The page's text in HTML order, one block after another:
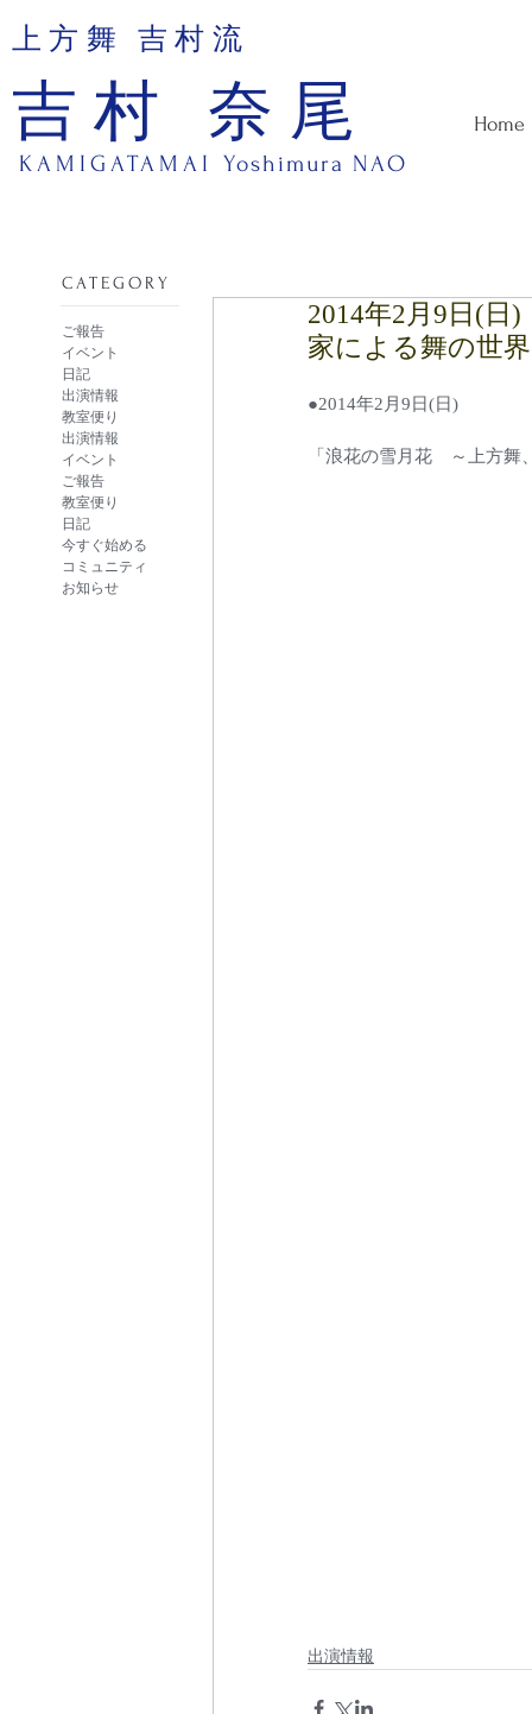
上方舞 吉村流
吉村 奈尾 Home
KAMIGATAMAI Yoshimura NAO
​CATEGORY
ご報告
イベント
日記
出演情報
教室便り
出演情報
イベント
ご報告
教室便り
日記
今すぐ始める
コミュニティ
お知らせ
2014年2月9日(
家による舞の世
●2014年2月9日(日)
「浪花の雪月花　～上方
出演情報